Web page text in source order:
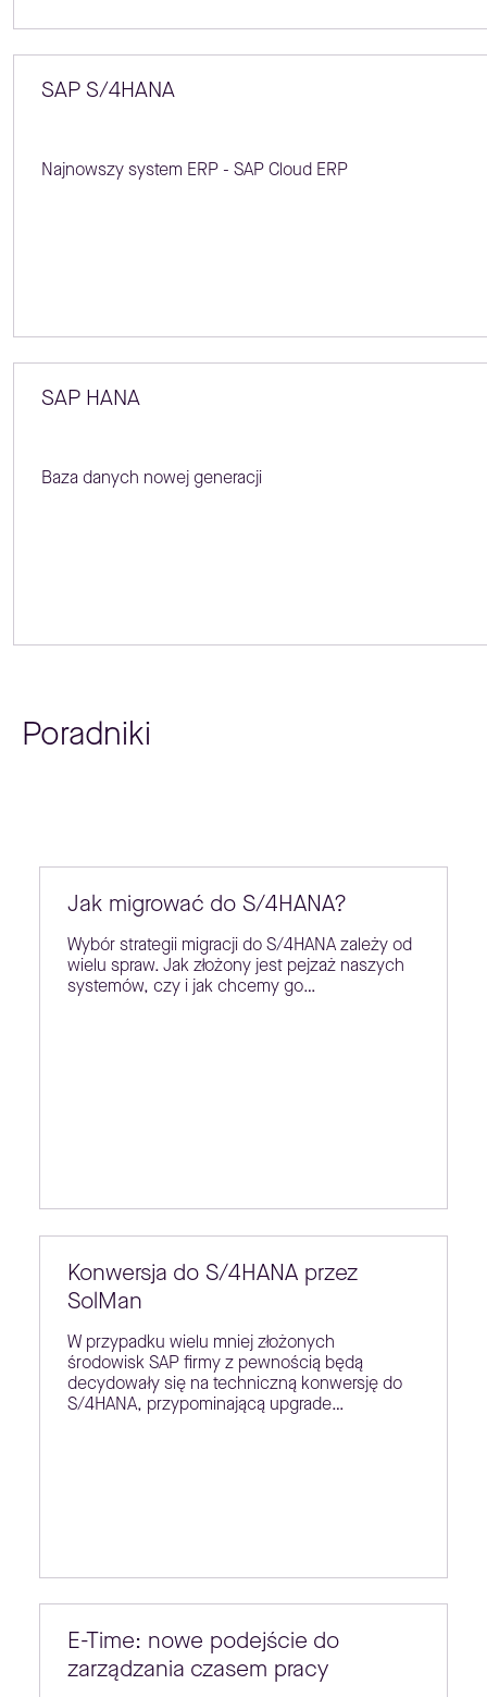
SAP S/4HANA
Najnowszy system ERP - SAP Cloud ERP
SAP HANA
Baza danych nowej generacji
Poradniki
Jak migrować do S/4HANA?
Wybór strategii migracji do S/4HANA zależy od
wielu spraw. Jak złożony jest pejzaż naszych
systemów, czy i jak chcemy go…
Konwersja do S/4HANA przez
SolMan
W przypadku wielu mniej złożonych
środowisk SAP firmy z pewnością będą
decydowały się na techniczną konwersję do
S/4HANA, przypominającą upgrade…
E-Time: nowe podejście do
zarządzania czasem pracy